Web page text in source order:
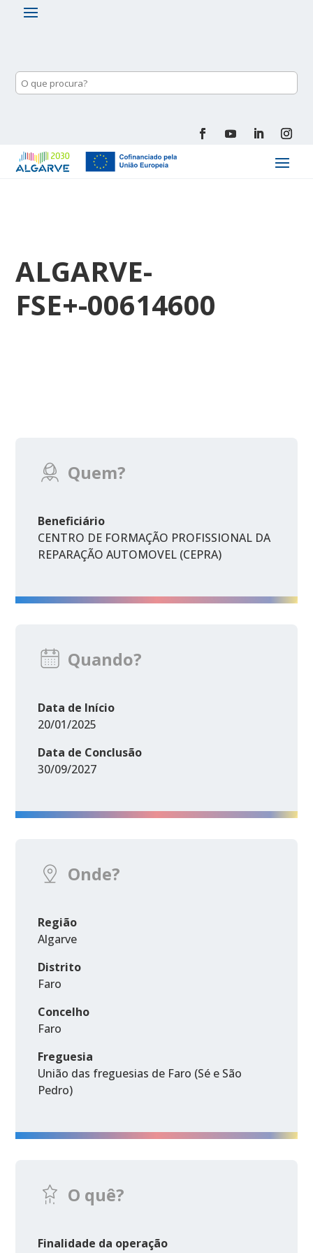
ALGARVE-
FSE+-00614600
Quem?
Beneficiário
CENTRO DE FORMAÇÃO PROFISSIONAL DA
REPARAÇÃO AUTOMOVEL (CEPRA)
Quando?
Data de Início
20/01/2025
Data de Conclusão
30/09/2027
Onde?
Região
Algarve
Distrito
Faro
Concelho
Faro
Freguesia
União das freguesias de Faro (Sé e São
Pedro)
O quê?
Finalidade da operação